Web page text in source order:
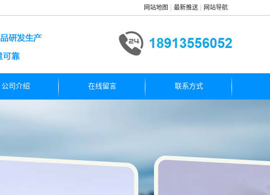
网站地图 最新推送 网站导航
公司介绍 在线留言 联系方式